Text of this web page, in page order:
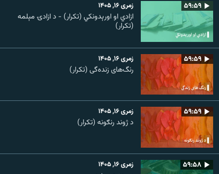
۵۹:۵۹ زمری ۱۶, ۱۴۰۵
ازادي او اورېدونکي (تکرار) - د ازادۍ مېلمه
(تکرار)
۵۹:۵۹ زمری ۱۶, ۱۴۰۵
رنگ‌های زنده‌گی (تکرار)
۵۹:۵۹ زمری ۱۶, ۱۴۰۵
د ژوند رنګونه (تکرار)
۵۹:۵۸ زمری ۱۶, ۱۴۰۵